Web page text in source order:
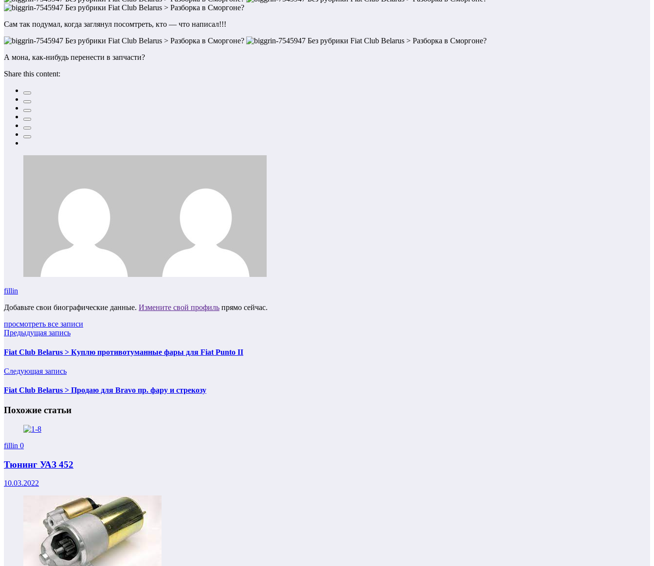
Сам так подумал, когда заглянул посомтреть, кто — что написал!!!
А мона, как-нибудь перенести в запчасти?
Share this content:
fillin
Добавьте свои биографические данные. Измените свой профиль прямо сейчас.
просмотреть все записи
Предыдущая запись
Fiat Club Belarus > Куплю противотуманные фары для Fiat Punto II
Следующая запись
Fiat Club Belarus > Продаю для Bravo пр. фару и стрекозу
Похожие статьи
fillin 0
Тюнинг УАЗ 452
10.03.2022